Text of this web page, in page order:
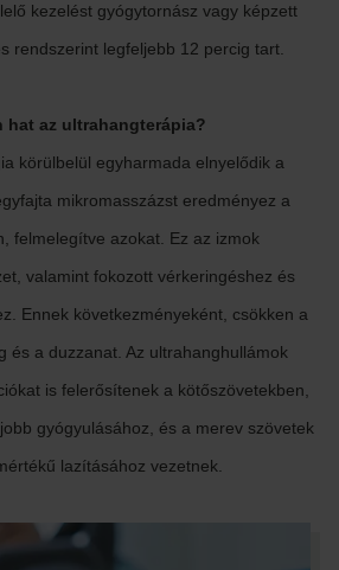
kezelést gyógytornász vagy képzett
rendszerint legfeljebb 12 percig tart.
hat az ultrahangterápia?
körülbelül egyharmada elnyelődik a
mikromasszázst eredményez a
felmelegítve azokat. Ez az izmok
valamint fokozott vérkeringéshez és
Ennek következményeként, csökken a
és a duzzanat. Az ultrahanghullámok
is felerősítenek a kötőszövetekben,
gyógyulásához, és a merev szövetek
lazításához vezetnek.